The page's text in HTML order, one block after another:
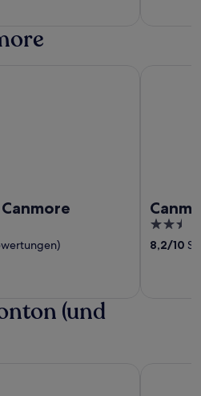
2.5
out
8,2/10
(und